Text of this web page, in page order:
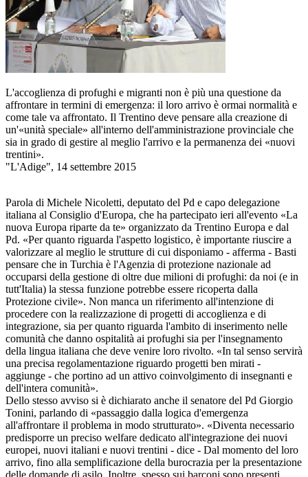
L'accoglienza di profughi e migranti non è più una questione da
affrontare in termini di emergenza: il loro arrivo è ormai normalità e
come tale va affrontato. Il Trentino deve pensare alla creazione di
un'«unità speciale» all'interno dell'amministrazione provinciale che
sia in grado di gestire al meglio l'arrivo e la permanenza dei «nuovi
trentini».
"L'Adige", 14 settembre 2015
Parola di Michele Nicoletti, deputato del Pd e capo delegazione
italiana al Consiglio d'Europa, che ha partecipato ieri all'evento «La
nuova Europa riparte da te» organizzato da Trentino Europa e dal
Pd. «Per quanto riguarda l'aspetto logistico, è importante riuscire a
valorizzare al meglio le strutture di cui disponiamo - afferma - Basti
pensare che in Turchia è l'Agenzia di protezione nazionale ad
occuparsi della gestione di oltre due milioni di profughi: da noi (e in
tutt'Italia) la stessa funzione potrebbe essere ricoperta dalla
Protezione civile». Non manca un riferimento all'intenzione di
procedere con la realizzazione di progetti di accoglienza e di
integrazione, sia per quanto riguarda l'ambito di inserimento nelle
comunità che danno ospitalità ai profughi sia per l'insegnamento
della lingua italiana che deve venire loro rivolto. «In tal senso servirà
una precisa regolamentazione riguardo progetti ben mirati -
aggiunge - che portino ad un attivo coinvolgimento di insegnanti e
dell'intera comunità».
Dello stesso avviso si è dichiarato anche il senatore del Pd Giorgio
Tonini, parlando di «passaggio dalla logica d'emergenza
all'affrontare il problema in modo strutturato». «Diventa necessario
predisporre un preciso welfare dedicato all'integrazione dei nuovi
europei, nuovi italiani e nuovi trentini - dice - Dal momento del loro
arrivo, fino alla semplificazione della burocrazia per la presentazione